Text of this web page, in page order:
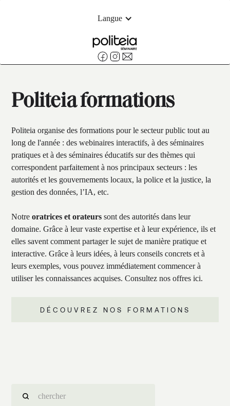
Langue
Politeia formations
Politeia organise des formations pour le secteur public tout au
long de l'année : des webinaires interactifs, à des séminaires
pratiques et à des séminaires éducatifs sur des thèmes qui
correspondent parfaitement à nos principaux secteurs : les
autorités et les gouvernements locaux, la police et la justice, la
gestion des données, l’IA, etc.
Notreoratrices et orateurs sont des autorités dans leur
domaine. Grâce à leur vaste expertise et à leur expérience, ils et
elles savent comment partager le sujet de manière pratique et
interactive. Grâce à leurs idées, à leurs conseils concrets et à
leurs exemples, vous pouvez immédiatement commencer à
utiliser les connaissances acquises. Consultez nos offres ici.
DÉCOUVREZ NOS FORMATIONS